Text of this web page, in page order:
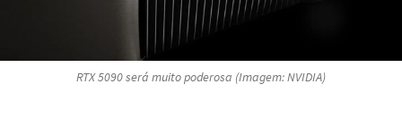
RTX 5090 será muito poderosa (Imagem: NVIDIA)